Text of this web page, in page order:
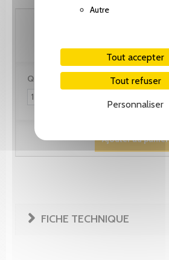
Autre
Tout accepter
Tout refuser
Personnaliser
Quantité :
Ajouter au panier
FICHE TECHNIQUE